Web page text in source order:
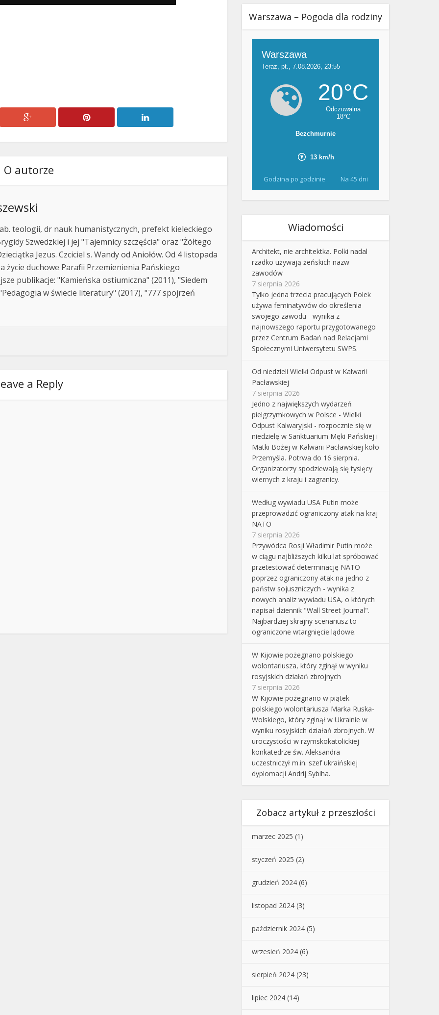
O autorze
teologii, dr nauk humanistycznych, prefekt kieleckiego
Szwedzkiej i jej "Tajemnicy szczęścia" oraz "Żółtego
Jezus. Czciciel s. Wandy od Aniołów. Od 4 listopada
życie duchowe Parafii Przemienienia Pańskiego
publikacje: "Kamieńska ostiumiczna" (2011), "Siedem
w świecie literatury" (2017), "777 spojrzeń
a Reply
Warszawa – Pogoda dla rodziny
Godzina po godzinie Na 45 dni
Wiadomości
Architekt, nie architektka. Polki nadal
rzadko używają żeńskich nazw
zawodów
7 sierpnia 2026
Tylko jedna trzecia pracujących Polek
używa feminatywów do określenia
swojego zawodu - wynika z
najnowszego raportu przygotowanego
przez Centrum Badań nad Relacjami
Społecznymi Uniwersytetu SWPS.
Od niedzieli Wielki Odpust w Kalwarii
Pacławskiej
7 sierpnia 2026
Jedno z największych wydarzeń
pielgrzymkowych w Polsce - Wielki
Odpust Kalwaryjski - rozpocznie się w
niedzielę w Sanktuarium Męki Pańskiej i
Matki Bożej w Kalwarii Pacławskiej koło
Przemyśla. Potrwa do 16 sierpnia.
Organizatorzy spodziewają się tysięcy
wiernych z kraju i zagranicy.
Według wywiadu USA Putin może
przeprowadzić ograniczony atak na kraj
NATO
7 sierpnia 2026
Przywódca Rosji Władimir Putin może
w ciągu najbliższych kilku lat spróbować
przetestować determinację NATO
poprzez ograniczony atak na jedno z
państw sojuszniczych - wynika z
nowych analiz wywiadu USA, o których
napisał dziennik "Wall Street Journal".
Najbardziej skrajny scenariusz to
ograniczone wtargnięcie lądowe.
W Kijowie pożegnano polskiego
wolontariusza, który zginął w wyniku
rosyjskich działań zbrojnych
7 sierpnia 2026
W Kijowie pożegnano w piątek
polskiego wolontariusza Marka Ruska-
Wolskiego, który zginął w Ukrainie w
wyniku rosyjskich działań zbrojnych. W
uroczystości w rzymskokatolickiej
konkatedrze św. Aleksandra
uczestniczył m.in. szef ukraińskiej
dyplomacji Andrij Sybiha.
Zobacz artykuł z przeszłości
marzec 2025 (1)
styczeń 2025 (2)
grudzień 2024 (6)
listopad 2024 (3)
październik 2024 (5)
wrzesień 2024 (6)
sierpień 2024 (23)
lipiec 2024 (14)